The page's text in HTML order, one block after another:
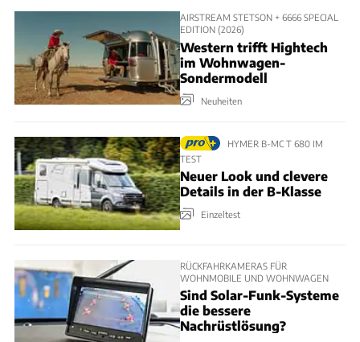
AIRSTREAM STETSON + 6666 SPECIAL
EDITION (2026)
Western trifft Hightech
im Wohnwagen-
Sondermodell
Neuheiten
HYMER B-MC T 680 IM
TEST
Neuer Look und clevere
Details in der B-Klasse
Einzeltest
RÜCKFAHRKAMERAS FÜR
WOHNMOBILE UND WOHNWAGEN
Sind Solar-Funk-Systeme
die bessere
Nachrüstlösung?